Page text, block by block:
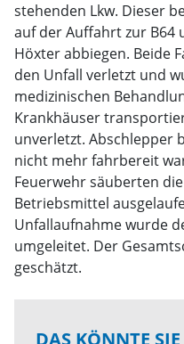
stehenden Lkw. Dieser
auf der Auffahrt zur B64
Höxter abbiegen. Beide
den Unfall verletzt und
medizinischen
Krankhäuser
unverletzt. Abschlepper
nicht mehr fahrbereit
Feuerwehr säuberten
Betriebsmittel
Unfallaufnahme wurde
umgeleitet. Der
geschätzt.
DAS KÖNNTE